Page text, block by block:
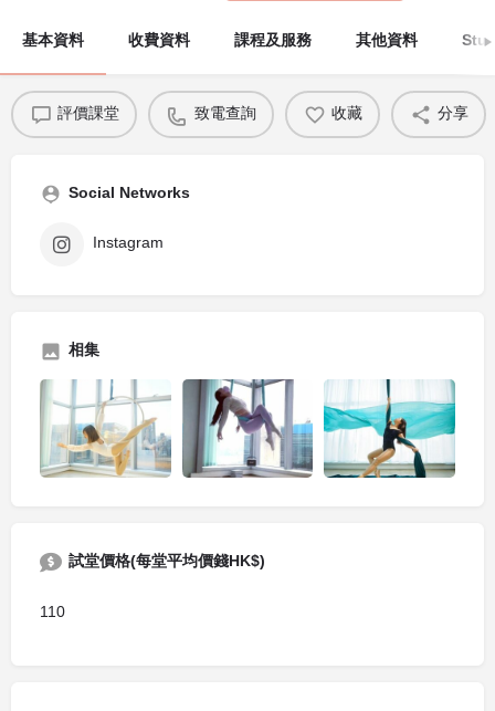
基本資料 收費資料 課程及服務 其他資料
評價課堂 致電查詢 收藏 分享
Social Networks
Instagram
相集
試堂價格(每堂平均價錢HK$)
110